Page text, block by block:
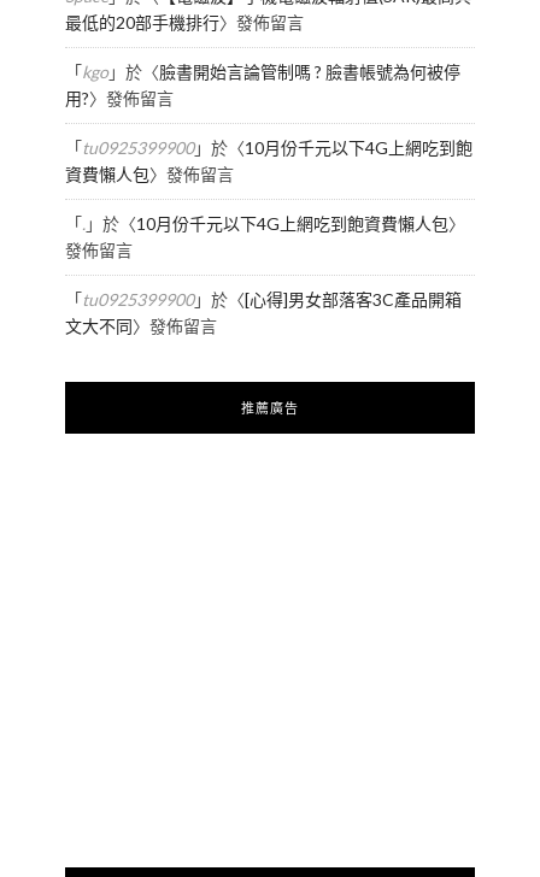
最低的20部手機排行〉發佈留言
「kgo」於〈臉書開始言論管制嗎 ? 臉書帳號為何被停
用?〉發佈留言
「tu0925399900」於〈10月份千元以下4G上網吃到飽
資費懶人包〉發佈留言
「.」於〈10月份千元以下4G上網吃到飽資費懶人包〉
發佈留言
「tu0925399900」於〈[心得]男女部落客3C產品開箱
文大不同〉發佈留言
推薦廣告